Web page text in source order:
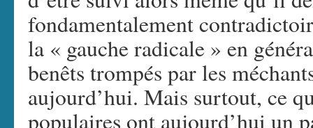
fondamentalement
la « gauche radicale » en
benêts trompés par les
aujourd’hui. Mais surtout, ce
populaires ont aujourd’hui un